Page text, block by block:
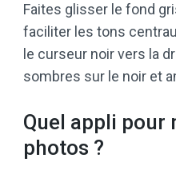
Faites glisser le fond
faciliter les tons
le curseur noir vers la
sombres sur le noir et
Quel appli pour
photos ?